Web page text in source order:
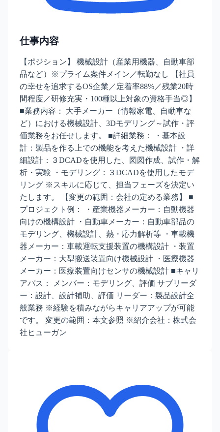
仕事内容
【ポジション】 機械設計（産業用機器、自動車部
品など）※プライム案件メイン／転勤なし 【社員
の幸せを追求するOS企業／定着率88%／残業20時
間程度／研修充実・100種以上対象の資格手当◎】
■業務内容： 大手メーカー（情報家電、自動車な
ど）における機械設計、3Dモデリング～試作・評
価業務をお任せします。 ■詳細業務： ・基本設
計：製品を作る上での機能を考えた機械設計 ・詳
細設計：３DCADを使用した、図図作成、試作・解
析・実験 ・モデリング：３DCADを使用したモデ
リング ※スキルに応じて、担当フェーズを決定い
たします。 【変更の範囲：会社の定める業務】 ■
プロジェクト例： ・産業機器メーカー：自動機器
向けの機構設計 ・自動車メーカー：自動車部品の
モデリング、機械設計、熱・応力解析等 ・車載機
器メーカー：車載運転支援装置の機構設計 ・装置
メーカー：大型搬送装置向け機械設計 ・医療機器
メーカー：医療装置向けセンサの機械設計 ■キャリ
アパス： メンバー：モデリング、評価 サブリーダ
ー：設計、設計補助、評価 リーダー：製品設計全
般業務 ※経験を積みながらキャリアアップが可能
です。 変更の範囲：本文参照 ※紹介会社：株式会
社ヒューガン